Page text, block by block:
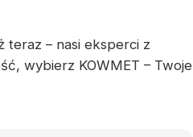
teraz – nasi eksperci z
wybierz KOWMET – Twoje